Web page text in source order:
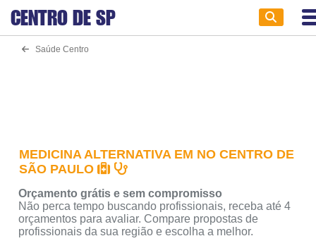
CENTRO DE SP
Saúde Centro
MEDICINA ALTERNATIVA EM NO CENTRO DE
SÃO PAULO
Orçamento grátis e sem compromisso
Não perca tempo buscando profissionais, receba até 4
orçamentos para avaliar. Compare propostas de
profissionais da sua região e escolha a melhor.